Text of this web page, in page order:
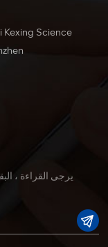
Kexing Science
يرجى القراءة ،